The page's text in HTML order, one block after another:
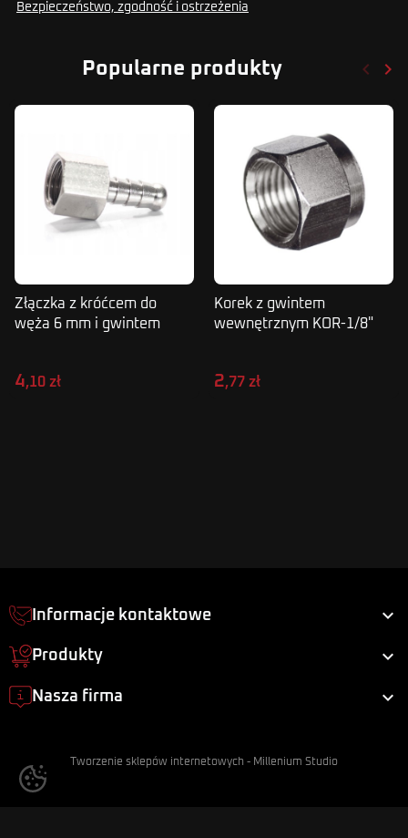
Bezpieczeństwo, zgodność i ostrzeżenia
Popularne produkty keyboard_arrow_left keyboard_arrow_right
Złączka z króćcem do
węża 6 mm i gwintem
4,10 zł
Korek z gwintem
wewnętrznym KOR-1/8"
2,77 zł
Informacje kontaktowe 
Produkty 
Nasza firma 
Tworzenie sklepów internetowych - Millenium Studio